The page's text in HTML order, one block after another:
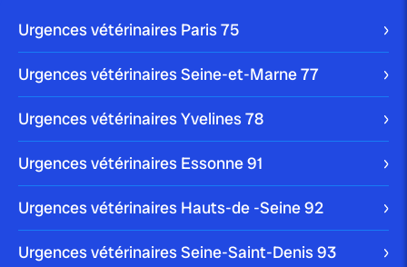
crucial de ne pas oublier […]
Blog
dans son quotidien. La tique en est […]
Urgences vétérinaires Paris75
Urgences vétérinaires Seine-et-Marne77
Urgences vétérinaires Yvelines78
Urgences vétérinaires Essonne91
Urgences vétérinaires Hauts-de -Seine92
Urgences vétérinaires Seine-Saint-Denis93